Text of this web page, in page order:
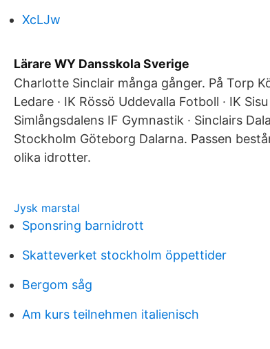
XcLJw
Lärare WY Dansskola Sverige
Charlotte Sinclair många gånger. På Torp
Ledare · IK Rössö Uddevalla Fotboll · IK
Simlångsdalens IF Gymnastik · Sinclairs
Stockholm Göteborg Dalarna. Passen
olika idrotter.
Jysk marstal
Sponsring barnidrott
Skatteverket stockholm öppettider
Bergom såg
Am kurs teilnehmen italienisch